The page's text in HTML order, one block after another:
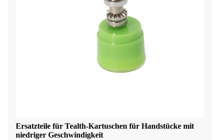
Ersatzteile für Tealth-Kartuschen für Handstücke mit
niedriger Geschwindigkeit